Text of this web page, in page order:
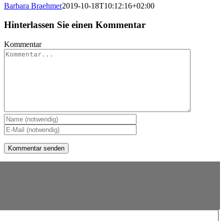
Barbara Braehmer2019-10-18T10:12:16+02:00
Hinterlassen Sie einen Kommentar
Kommentar